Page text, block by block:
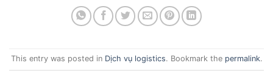
This entry was posted in Dịch vụ logistics. Bookmark the permalink.